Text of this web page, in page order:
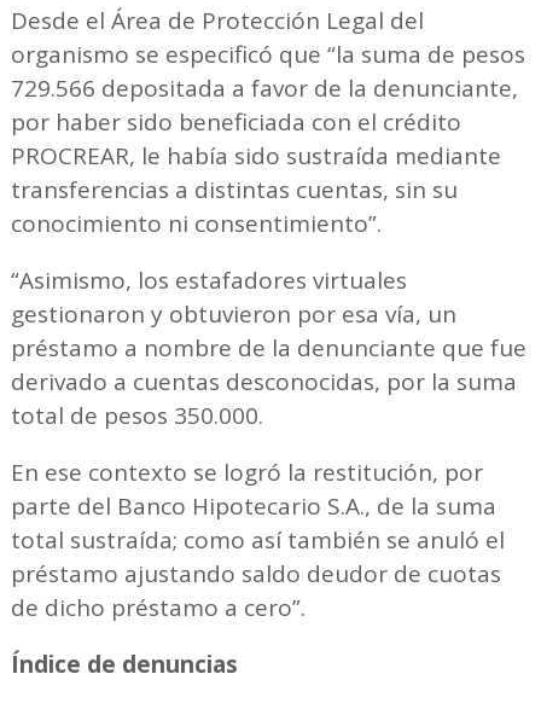
Desde el Área de Protección Legal del
organismo se especificó que “la suma de pesos
729.566 depositada a favor de la denunciante,
por haber sido beneficiada con el crédito
PROCREAR, le había sido sustraída mediante
transferencias a distintas cuentas, sin su
conocimiento ni consentimiento”.
“Asimismo, los estafadores virtuales
gestionaron y obtuvieron por esa vía, un
préstamo a nombre de la denunciante que fue
derivado a cuentas desconocidas, por la suma
total de pesos 350.000.
En ese contexto se logró la restitución, por
parte del Banco Hipotecario S.A., de la suma
total sustraída; como así también se anuló el
préstamo ajustando saldo deudor de cuotas
de dicho préstamo a cero”.
Índice de denuncias